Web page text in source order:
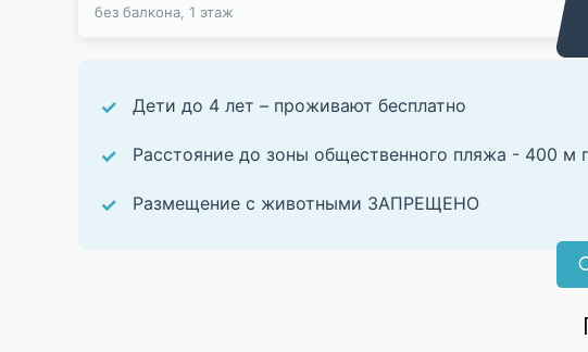
без балкона, 1 этаж
Дети до 4 лет – проживают бесплатно
Расстояние до зоны общественного пляжа - 400 м
Размещение с животными ЗАПРЕЩЕНО